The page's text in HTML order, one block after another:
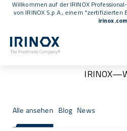
Willkommen auf der IRINOX
von IRINOX S.p.A., einem "zertifizierten
irinox.com
Alle ansehen Blog News